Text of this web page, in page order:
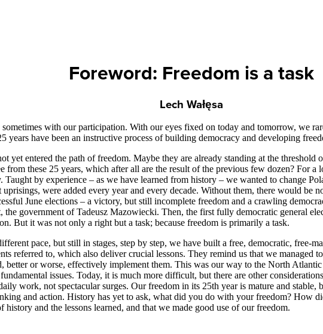
Foreword: Freedom is a task
Lech Wałęsa
with our participation. With our eyes fixed on today and tomorrow, we
years have been an instructive process of building democracy and developing
yet entered the path of freedom. Maybe they are already standing at the
from these 25 years, which after all are the result of the previous few dozen? For
Taught by experience – as we have learned from history – we wanted to change
were added every year and every decade. Without them, there would be
June elections – a victory, but still incomplete freedom and a crawling
government of Tadeusz Mazowiecki. Then, the first fully democratic general
But it was not only a right but a task; because freedom is primarily a task.
pace, but still in stages, step by step, we have built a free, democratic, free-
referred to, which also deliver crucial lessons. They remind us that we managed
better or worse, effectively implement them. This was our way to the North
issues. Today, it is much more difficult, but there are other
work, not spectacular surges. Our freedom in its 25th year is mature and
and action. History has yet to ask, what did you do with your freedom? How
and the lessons learned, and that we made good use of our freedom.